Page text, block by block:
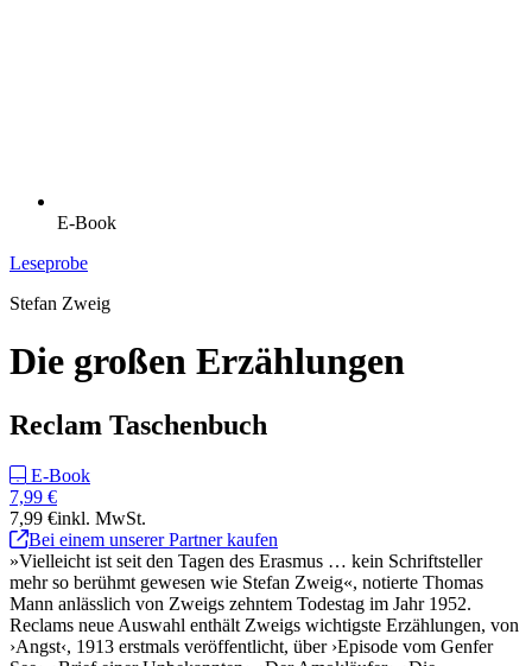
E-Book
Leseprobe
Stefan Zweig
Die großen Erzählungen
Reclam Taschenbuch
E-Book
7,99 €
7,99 €inkl. MwSt.
Bei einem unserer Partner kaufen
»Vielleicht ist seit den Tagen des Erasmus … kein Schriftsteller
mehr so berühmt gewesen wie Stefan Zweig«, notierte Thomas
Mann anlässlich von Zweigs zehntem Todestag im Jahr 1952.
Reclams neue Auswahl enthält Zweigs wichtigste Erzählungen, von
›Angst‹, 1913 erstmals veröffentlicht, über ›Episode vom Genfer